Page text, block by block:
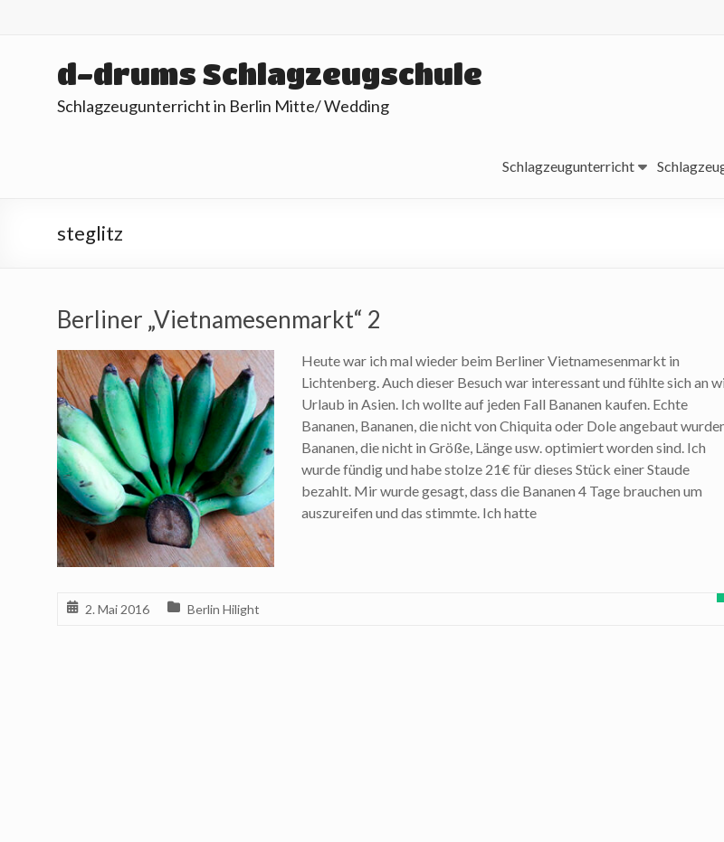
d-drums Schlagzeugschule
Schlagzeugunterricht in Berlin Mitte/ Wedding
Schlagzeugunterricht
steglitz
Berliner „Vietnamesenmarkt“ 2
Heute war ich mal wieder beim Berliner Vietnamesenmarkt in
Lichtenberg. Auch dieser Besuch war interessant und fühlte sich an
Urlaub in Asien. Ich wollte auf jeden Fall Bananen kaufen. Echte
Bananen, Bananen, die nicht von Chiquita oder Dole angebaut
Bananen, die nicht in Größe, Länge usw. optimiert worden sind. Ich
wurde fündig und habe stolze 21€ für dieses Stück einer Staude
bezahlt. Mir wurde gesagt, dass die Bananen 4 Tage brauchen um
auszureifen und das stimmte. Ich hatte
2. Mai 2016 Berlin Hilight